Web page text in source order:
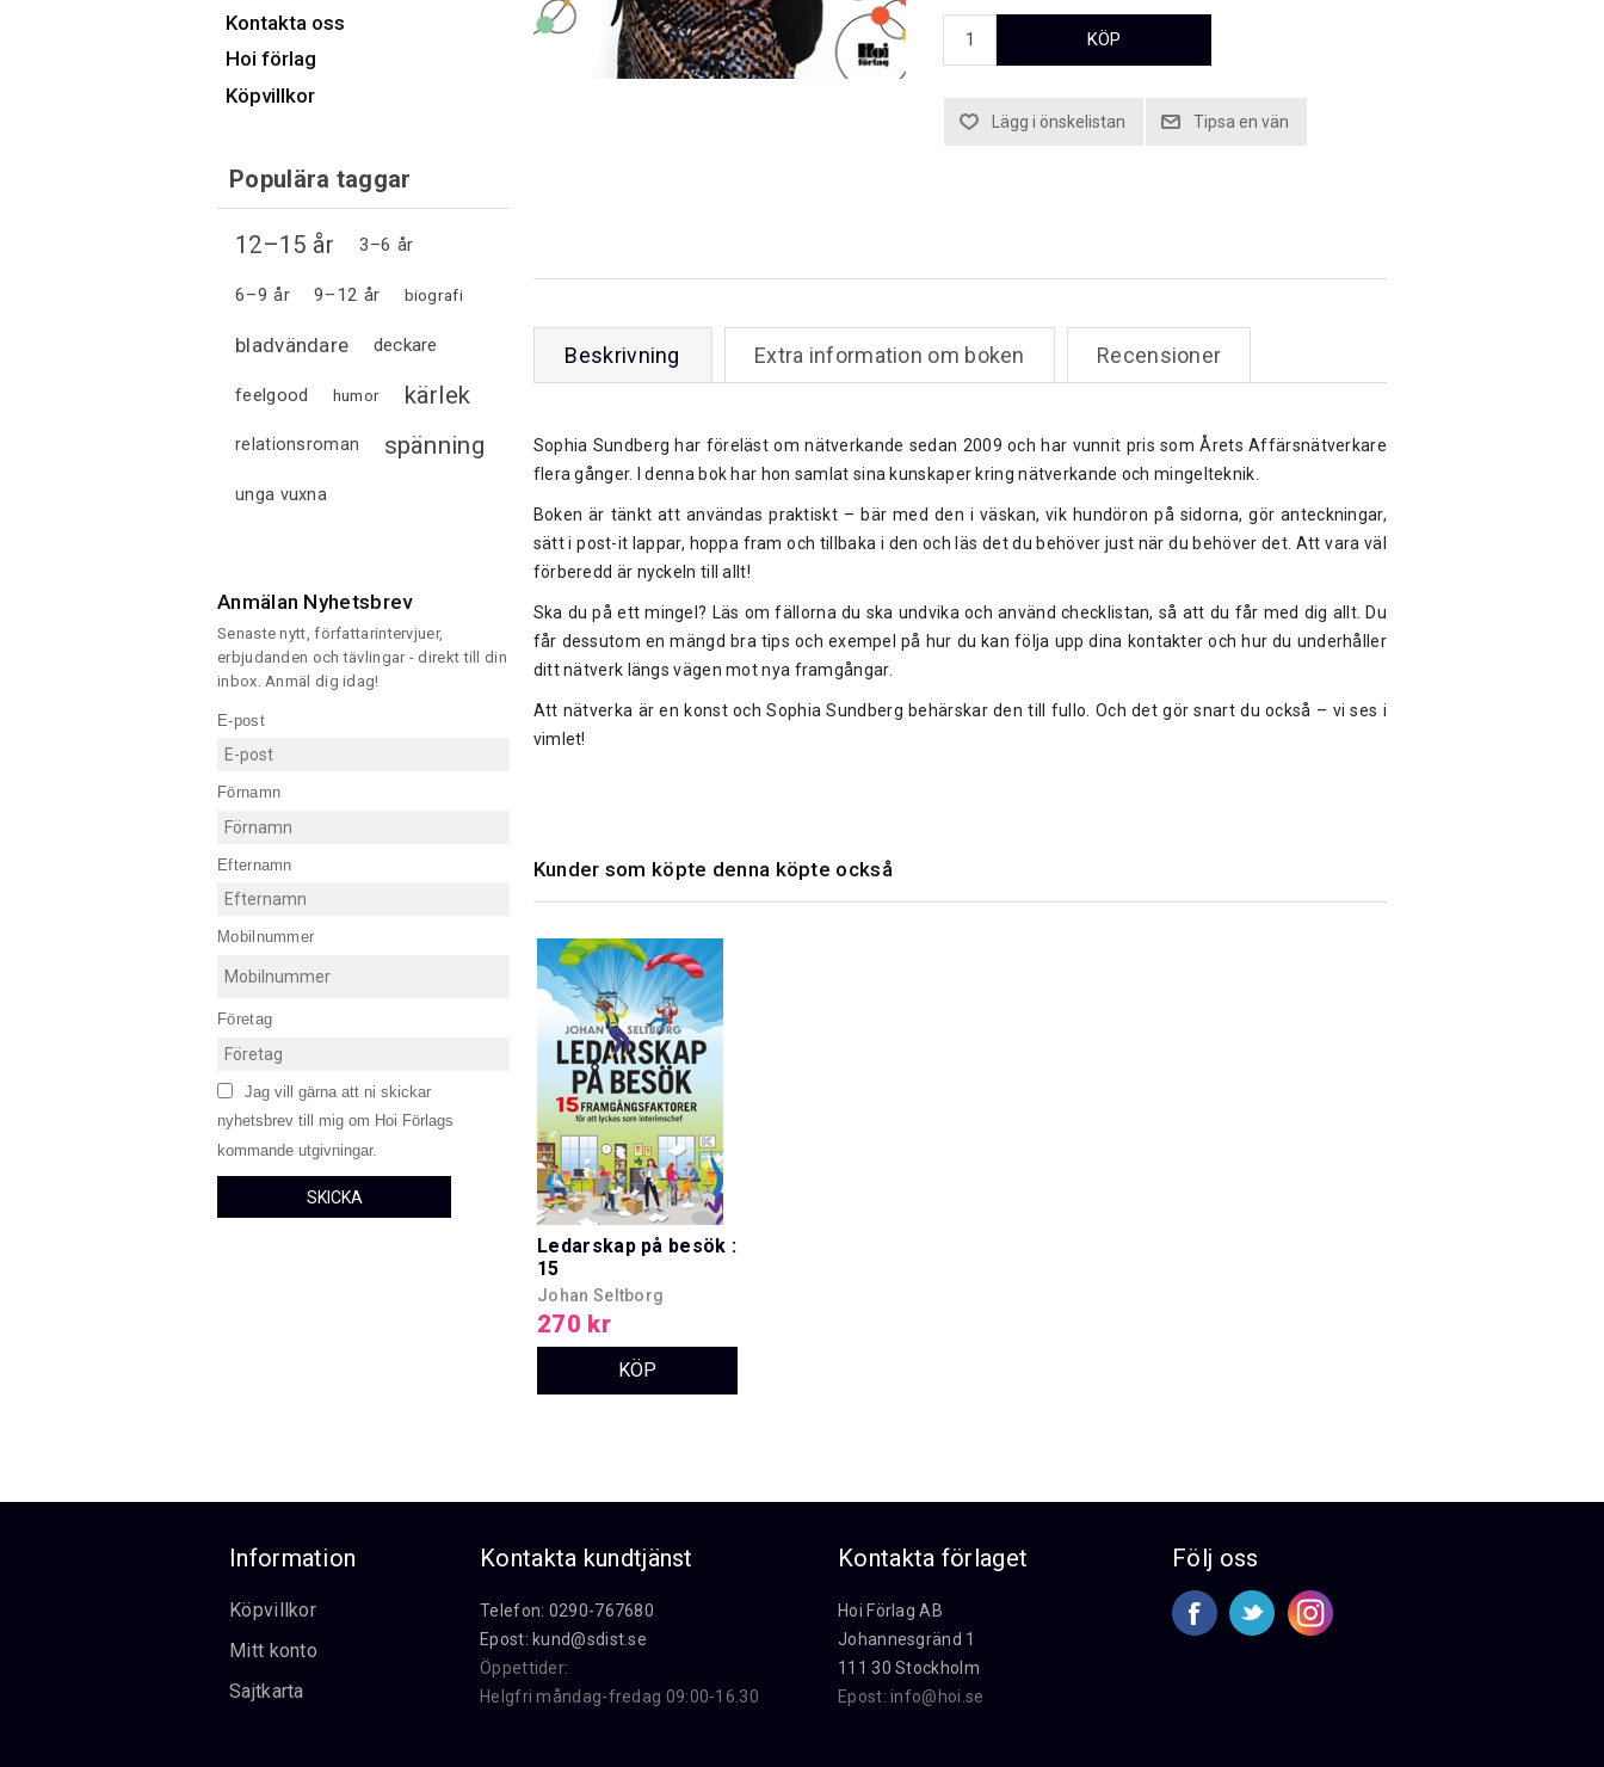
Kontakta oss
Hoi förlag
Köpvillkor
Populära taggar
12–15 år 3–6 år
6–9 år 9–12 år biografi
bladvändare deckare
feelgood humor kärlek
relationsroman spänning
unga vuxna
Anmälan Nyhetsbrev
Senaste nytt, författarintervjuer,
erbjudanden och tävlingar - direkt till din
inbox. Anmäl dig idag!
E-post
Förnamn
Efternamn
Mobilnummer
Företag
Jag vill gärna att ni skickar
nyhetsbrev till mig om Hoi Förlags
kommande utgivningar.
SKICKA
Beskrivning Extra information om boken Recensioner
Sophia Sundberg har föreläst om nätverkande sedan 2009 och har vunnit pris som Årets Affärsnätverkare
flera gånger. I denna bok har hon samlat sina kunskaper kring nätverkande och mingelteknik.
Boken är tänkt att användas praktiskt – bär med den i väskan, vik hundöron på sidorna, gör anteckningar,
sätt i post-it lappar, hoppa fram och tillbaka i den och läs det du behöver just när du behöver det. Att vara väl
förberedd är nyckeln till allt!
Ska du på ett mingel? Läs om fällorna du ska undvika och använd checklistan, så att du får med dig allt. Du
får dessutom en mängd bra tips och exempel på hur du kan följa upp dina kontakter och hur du underhåller
ditt nätverk längs vägen mot nya framgångar.
Att nätverka är en konst och Sophia Sundberg behärskar den till fullo. Och det gör snart du också – vi ses i
vimlet!
Kunder som köpte denna köpte också
Ledarskap på besök :
15
framgångsfaktorer
för att lyckas som
interimschef
Johan Seltborg
270 kr
Information
Köpvillkor
Mitt konto
Sajtkarta
Kontakta kundtjänst
Telefon: 0290-767680
Epost: kund@sdist.se
Öppettider:
Helgfri måndag-fredag 09:00-16.30
Kontakta förlaget
Hoi Förlag AB
Johannesgränd 1
111 30 Stockholm
Epost:info@hoi.se
Följ oss